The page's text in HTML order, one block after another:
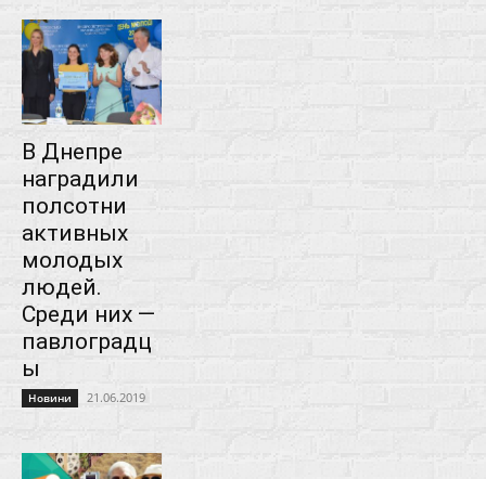
В Днепре
наградили
полсотни
активных
молодых
людей.
Среди них —
павлоградц
ы
Новини 21.06.2019